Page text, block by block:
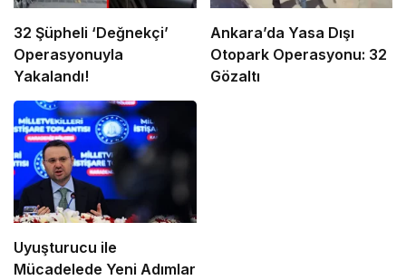
32 Şüpheli ‘Değnekçi’
Operasyonuyla
Yakalandı!
Ankara’da Yasa Dışı
Otopark Operasyonu: 32
Gözaltı
Uyuşturucu ile
Mücadelede Yeni Adımlar